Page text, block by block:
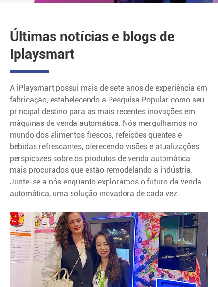
Últimas notícias e blogs de
Iplaysmart
A iPlaysmart possui mais de sete anos de experiência em
fabricação, estabelecendo a Pesquisa Popular como seu
principal destino para as mais recentes inovações em
máquinas de venda automática. Nós mergulhamos no
mundo dos alimentos frescos, refeições quentes e
bebidas refrescantes, oferecendo visões e atualizações
perspicazes sobre os produtos de venda automática
mais procurados que estão remodelando a indústria.
Junte-se a nós enquanto exploramos o futuro da venda
automática, uma solução inovadora de cada vez.